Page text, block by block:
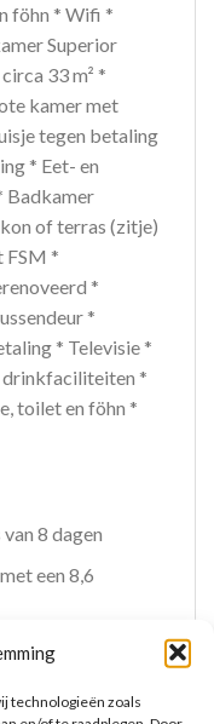
technologieën zoals
föhn * Wifi *
Superior
33 m² *
kamer met
tegen betaling
* Eet- en
Badkamer
of terras (zitje)
FSM *
*
*
* Televisie *
drinkfaciliteiten *
toilet en föhn *
8 dagen
een 8,6